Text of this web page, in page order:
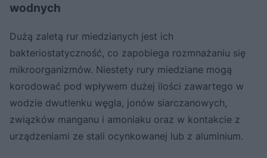
wodnych
Dużą zaletą rur miedzianych jest ich
bakteriostatyczność, co zapobiega rozmnażaniu się
mikroorganizmów. Niestety rury miedziane mogą
korodować pod wpływem dużej ilości zawartego w
wodzie dwutlenku węgla, jonów siarczanowych,
związków manganu i amoniaku oraz w kontakcie z
urządzeniami ze stali ocynkowanej lub z aluminium.